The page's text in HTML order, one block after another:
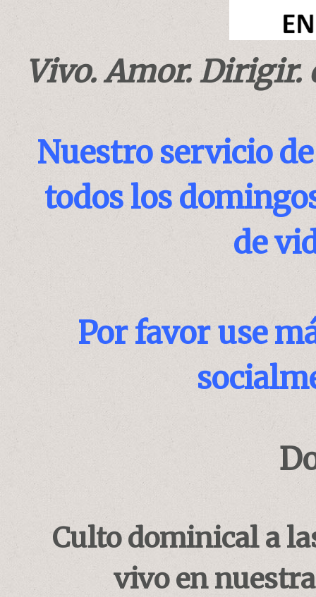
Vivo. Amor. Dirigir.
Nuestro servicio
todos los
de
Por favor use
Culto dominical a
vivo en